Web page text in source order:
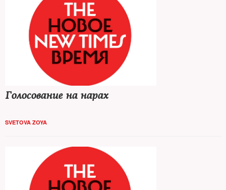
Голосование на нарах
SVETOVA ZOYA